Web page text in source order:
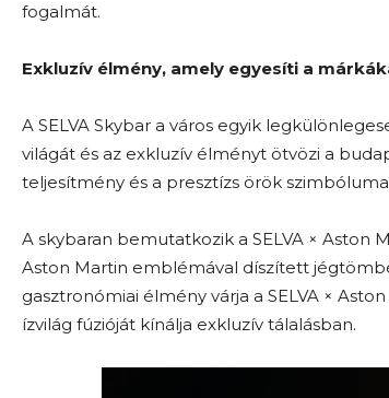
fogalmát.
Exkluzív élmény, amely egyesíti a
A SELVA Skybar a város egyik
világát és az exkluzív élményt ötvözi a
teljesítmény és a presztízs örök
A skybaran bemutatkozik a SELVA × Aston
Aston Martin emblémával díszített
gasztronómiai élmény várja a SELVA ×
ízvilág fúzióját kínálja exkluzív tálalásban.